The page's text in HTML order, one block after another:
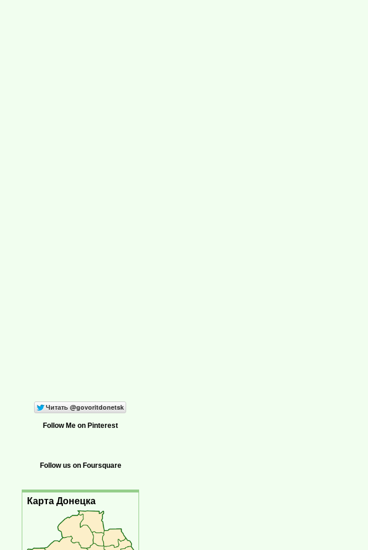
Follow Me on Pinterest
Follow us on Foursquare
Карта Донецка